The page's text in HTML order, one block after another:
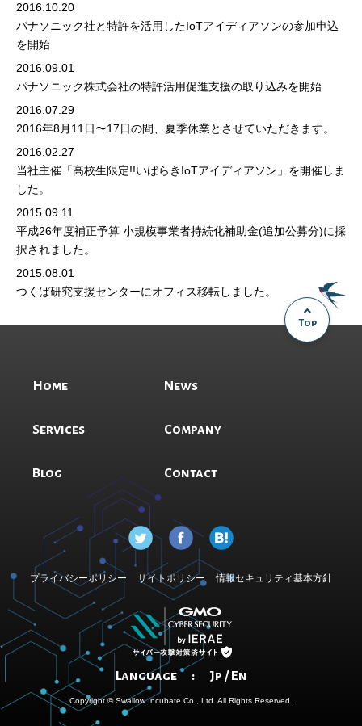
2016.10.20
パナソニック社と特許を活用したIoTアイディアソンの参加申込
を開始
2016.09.01
パナソニック株式会社の特許活用促進支援の取り込みを開始
2016.07.29
2016年8月11日〜17日の間、夏季休業とさせていただきます。
2016.02.27
当社主催「高校生限定!!いばらきIoTアイディアソン」を開催しま
した。
2015.09.11
平成26年度補正予算 小規模事業者持続化補助金(追加公募分)に採
択されました。
2015.08.01
つくば研究支援センターにオフィス移転しました。
Top
Home News
Services Company
Blog Contact
プライバシーポリシー サイトポリシー 情報セキュリティ基本方針
Language : Jp /En
Copyright © Swallow Incubate Co., Ltd. All Rights Reserved.